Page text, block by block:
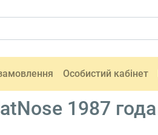
Особистий кабінет
1987 года